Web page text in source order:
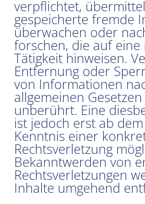
verpflichtet,
gespeicherte fremde
überwachen oder
forschen, die auf eine
Tätigkeit hinweisen.
Entfernung oder
von Informationen
allgemeinen
unberührt. Eine
ist jedoch erst ab
Kenntnis einer
Rechtsverletzung
Bekanntwerden von
Rechtsverletzungen
Inhalte umgehend